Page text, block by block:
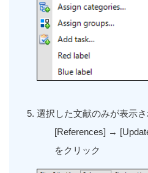
選択した文献のみが表示
[References] →
をクリック